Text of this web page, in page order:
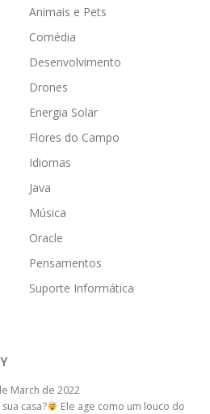
Animais e Pets
Comédia
Desenvolvimento
Drones
Energia Solar
Flores do Campo
Idiomas
Java
Música
Oracle
Pensamentos
Suporte Informática
March de 2022
casa?
Ele age como um louco do